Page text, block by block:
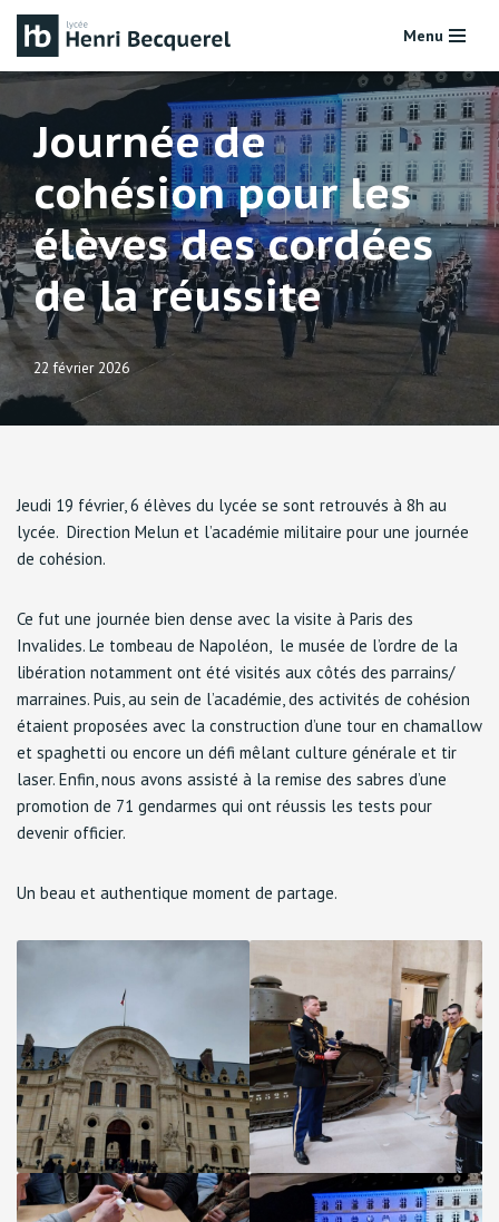
Aller
au
contenu
Menu
Journée de
cohésion pour les
élèves des cordées
de la réussite
22 février 2026
Jeudi 19 février, 6 élèves du lycée se sont retrouvés à 8h au
lycée. Direction Melun et l’académie militaire pour une journée
de cohésion.
Ce fut une journée bien dense avec la visite à Paris des
Invalides. Le tombeau de Napoléon, le musée de l’ordre de la
libération notamment ont été visités aux côtés des parrains/
marraines. Puis, au sein de l’académie, des activités de cohésion
étaient proposées avec la construction d’une tour en chamallow
et spaghetti ou encore un défi mêlant culture générale et tir
laser. Enfin, nous avons assisté à la remise des sabres d’une
promotion de 71 gendarmes qui ont réussis les tests pour
devenir officier.
Un beau et authentique moment de partage.